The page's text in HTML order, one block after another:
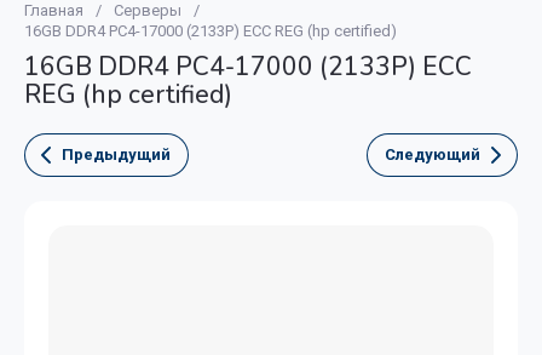
Главная / Серверы
/
16GB DDR4 PC4-17000 (2133P) ECC REG (hp certified)
16GB DDR4 PC4-17000 (2133P) ECC
REG (hp certified)
Предыдущий Следующий